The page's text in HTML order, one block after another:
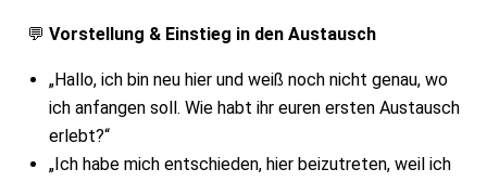
💬 Vorstellung & Einstieg in den Austausch
„Hallo, ich bin neu hier und weiß noch nicht genau, wo
ich anfangen soll. Wie habt ihr euren ersten Austausch
erlebt?“
„Ich habe mich entschieden, hier beizutreten, weil ich